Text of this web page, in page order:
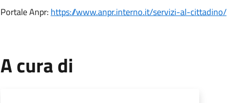
Portale Anpr: https://www.anpr.interno.it/servizi-al-cittadino/
A cura di